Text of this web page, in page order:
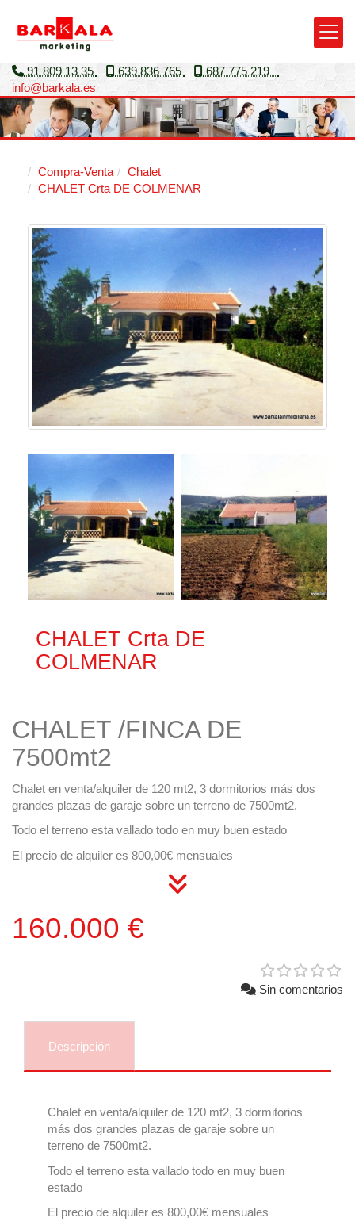
91 809 13 35 639 836 765
687 775 219
info
barkala.es
Compra-Venta
Chalet
CHALET Crta DE COLMENAR
CHALET Crta DE
COLMENAR
CHALET /FINCA DE
7500mt2
Chalet en venta/alquiler de 120 mt2, 3 dormitorios más dos
grandes plazas de garaje sobre un terreno de 7500mt2.
Todo el terreno esta vallado todo en muy buen estado
El precio de alquiler es 800,00€ mensuales
160.000 €
Sin comentarios
Descripción
Chalet en venta/alquiler de 120 mt2, 3 dormitorios
más dos grandes plazas de garaje sobre un
terreno de 7500mt2.
Todo el terreno esta vallado todo en muy buen
estado
El precio de alquiler es 800,00€ mensuales